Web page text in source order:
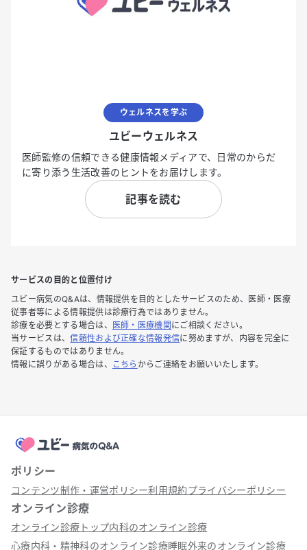
ウェルネスを学ぶ
ユビーウェルネス
医師監修の信頼できる健康情報メディアで、日常のからだ
に寄り添う生活改善のヒントをお届けします。
記事を読む
サービスの目的と位置付け
ユビー病気のQ&Aは、情報提供を目的としたサービスのため、医師・医療
従事者等による情報提供は診療行為ではありません。
診療を必要とする場合は、
医師・医療機関 にご相談ください。
当サービスは、信頼性および正確な情報発信に努めますが、内容を完全に
保証するものではありません。
情報に誤りがある場合は、
こちら からご連絡をお願いいたします。
ポリシー
コンテンツ制作・運営ポリシー利用規約プライバシーポリシー
オンライン診療
オンライン診療トップ内科のオンライン診療
心療内科・精神科のオンライン診療睡眠外来のオンライン診療